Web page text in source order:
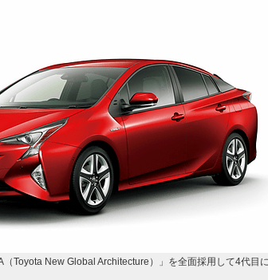
Toyota New Global Architecture）」を全面採用して4代目に